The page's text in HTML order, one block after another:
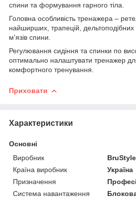
спини та формування гарного тіла.
Головна особливість тренажера –
найширших, трапецій,
м'язів спини.
Регулювання сидіння та спинки по
оптимально налаштувати тренажер
комфортного тренування.
Приховати
Характеристики
Основні
Виробник
BruStyle
Країна виробник
Україна
Призначення
Система навантаження